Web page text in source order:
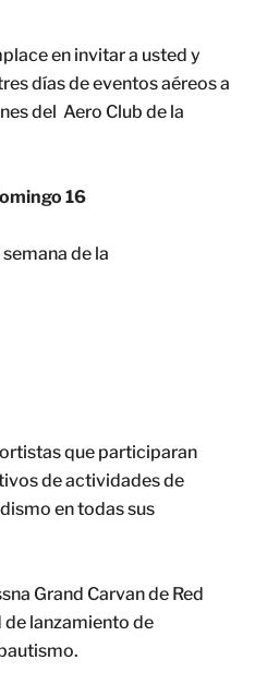
en invitar a usted y
días de eventos aéreos a
del Aero Club de la
16
de la
que participaran
de actividades de
en todas sus
Grand Carvan de Red
de lanzamiento de